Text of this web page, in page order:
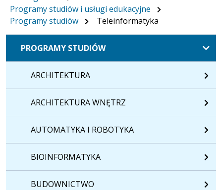
Programy studiów i usługi edukacyjne
Programy studiów
Teleinformatyka
PROGRAMY STUDIÓW
ARCHITEKTURA
ARCHITEKTURA WNĘTRZ
AUTOMATYKA I ROBOTYKA
BIOINFORMATYKA
BUDOWNICTWO